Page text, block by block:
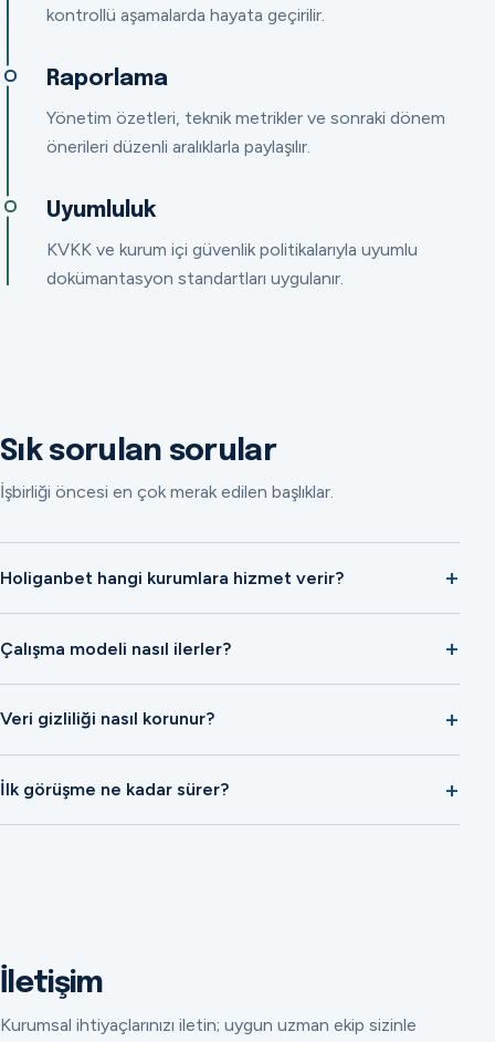
kontrollü aşamalarda hayata geçirilir.
Raporlama
Yönetim özetleri, teknik metrikler ve sonraki dönem
önerileri düzenli aralıklarla paylaşılır.
Uyumluluk
KVKK ve kurum içi güvenlik politikalarıyla uyumlu
dokümantasyon standartları uygulanır.
Sık sorulan sorular
İşbirliği öncesi en çok merak edilen başlıklar.
Holiganbet hangi kurumlara hizmet verir?
Çalışma modeli nasıl ilerler?
Veri gizliliği nasıl korunur?
İlk görüşme ne kadar sürer?
İletişim
Kurumsal ihtiyaçlarınızı iletin; uygun uzman ekip sizinle